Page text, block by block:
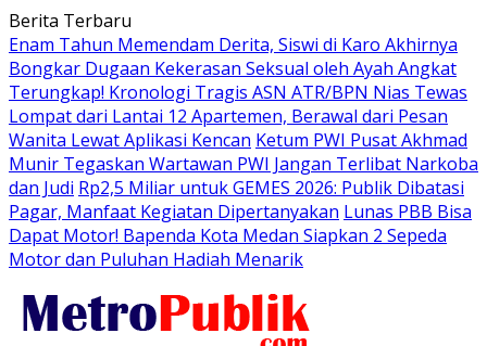
Langsung
ke
konten
Berita Terbaru
Enam Tahun Memendam Derita, Siswi di Karo Akhirnya
Bongkar Dugaan Kekerasan Seksual oleh Ayah Angkat
Terungkap! Kronologi Tragis ASN ATR/BPN Nias Tewas
Lompat dari Lantai 12 Apartemen, Berawal dari Pesan
Wanita Lewat Aplikasi Kencan Ketum PWI Pusat Akhmad
Munir Tegaskan Wartawan PWI Jangan Terlibat Narkoba
dan Judi Rp2,5 Miliar untuk GEMES 2026: Publik Dibatasi
Pagar, Manfaat Kegiatan Dipertanyakan Lunas PBB Bisa
Dapat Motor! Bapenda Kota Medan Siapkan 2 Sepeda
Motor dan Puluhan Hadiah Menarik